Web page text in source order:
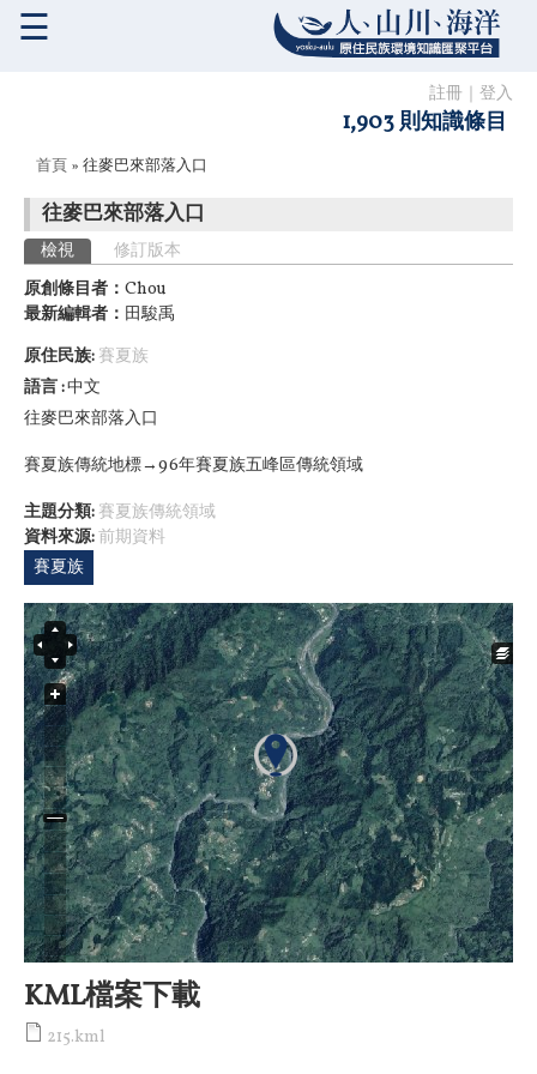
註冊 登入
1,903 則知識條目
☰
您在這裡
首頁 » 往麥巴來部落入口
往麥巴來部落入口
主要索引標籤
檢視 (作用中頁籤)
修訂版本
原創條目者： Chou
最新編輯者： 田駿禹
原住民族: 賽夏族
語言 中文
往麥巴來部落入口
賽夏族傳統地標→96年賽夏族五峰區傳統領域
主題分類: 賽夏族傳統領域
資料來源:前期資料
賽夏族
KML檔案下載
215.kml